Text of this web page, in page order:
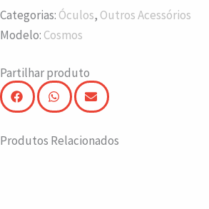
Categorias: Óculos, Outros Acessórios
Modelo: Cosmos
Partilhar produto
Produtos Relacionados